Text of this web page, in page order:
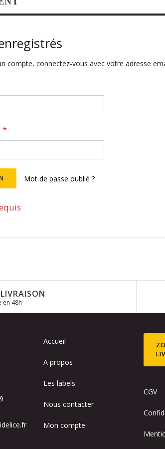
compte, connectez-vous avec votre adresse
Mot de passe oublié ?
en 48h
Accueil
A propos
Les labels
Nous contacter
Mon compte
CGV